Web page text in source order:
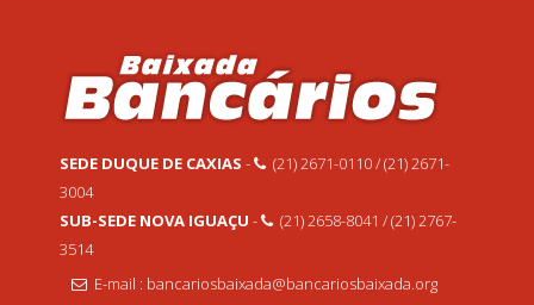
SEDE DUQUE DE CAXIAS -
(21) 2671-0110 / (21) 2671-
3004
SUB-SEDE NOVA IGUAÇU -
(21) 2658-8041 / (21) 2767-
3514
E-mail : bancariosbaixada@bancariosbaixada.org